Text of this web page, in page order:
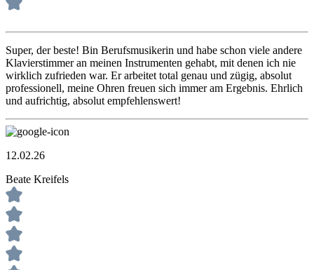
Super, der beste! Bin Berufsmusikerin und habe schon viele andere
Klavierstimmer an meinen Instrumenten gehabt, mit denen ich nie
wirklich zufrieden war. Er arbeitet total genau und zügig, absolut
professionell, meine Ohren freuen sich immer am Ergebnis. Ehrlich
und aufrichtig, absolut empfehlenswert!
12.02.26
Beate Kreifels